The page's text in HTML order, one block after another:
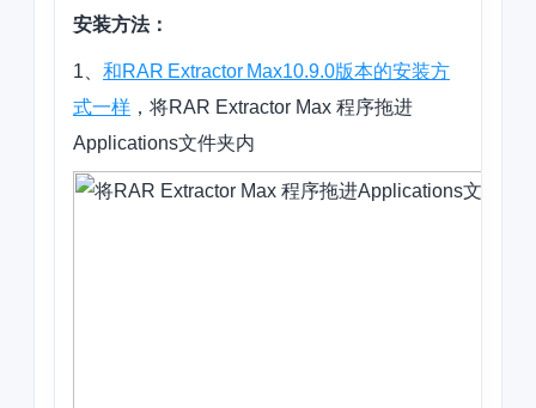
安装方法：
1、 和RAR Extractor Max10.9.0版本的安装方
式一样 ，将RAR Extractor Max 程序拖进
Applications文件夹内